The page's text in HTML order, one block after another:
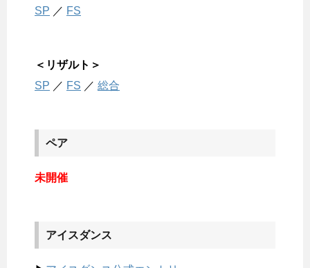
SP ／ FS
＜リザルト＞
SP ／ FS ／ 総合
ペア
未開催
アイスダンス